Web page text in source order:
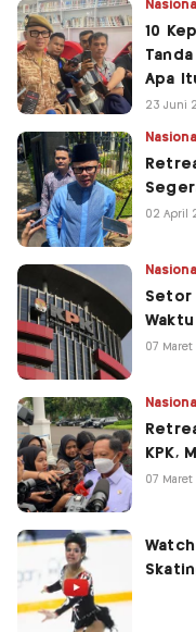
Nasional
10
Apa
23 Juni
Nasional
02 April
Nasional
Setor
07
Nasional
KPK,
07 Maret